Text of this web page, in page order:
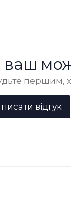
ваш
першим,